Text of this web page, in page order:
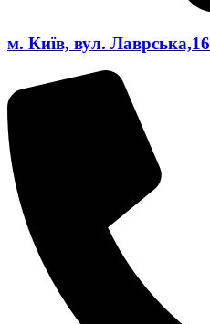
м. Київ, вул. Лаврська,16